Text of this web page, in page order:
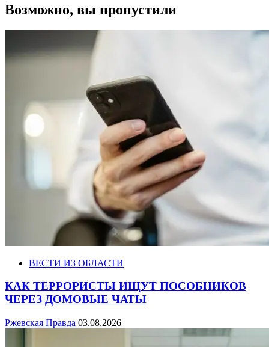
Возможно, вы пропустили
ВЕСТИ ИЗ ОБЛАСТИ
КАК ТЕРРОРИСТЫ ИЩУТ ПОСОБНИКОВ
ЧЕРЕЗ ДОМОВЫЕ ЧАТЫ
Ржевская Правда 03.08.2026